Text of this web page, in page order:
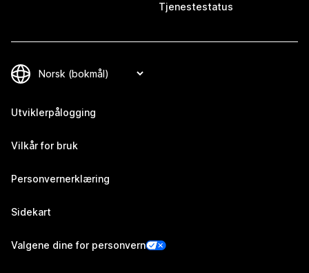
Tjenestestatus
Utviklerpålogging
Vilkår for bruk
Personvernerklæring
Sidekart
Valgene dine for personvern